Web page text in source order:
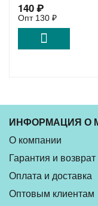
140₽
Опт 130 ₽
ИНФОРМАЦИЯ О
О компании
Гарантия и возврат
Оплата и доставка
Оптовым клиентам